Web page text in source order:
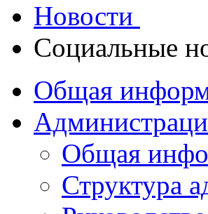
Новости
Социальные
Общая
Общая
Структура